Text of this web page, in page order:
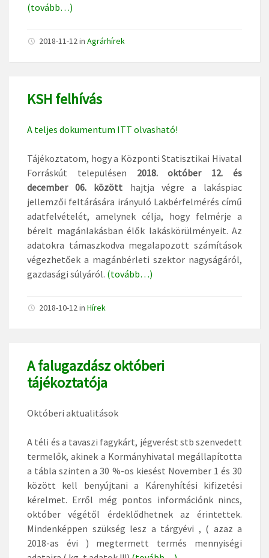
(tovább…)
2018-11-12in Agrárhírek
KSH felhívás
A teljes dokumentum ITT olvasható!
Tájékoztatom, hogy a Központi Statisztikai Hivatal
Forráskút településen 2018. október 12. és
december 06. között hajtja végre a lakáspiac
jellemzői feltárására irányuló Lakbérfelmérés című
adatfelvételét, amelynek célja, hogy felmérje a
bérelt magánlakásban élők lakáskörülményeit. Az
adatokra támaszkodva megalapozott számítások
végezhetőek a magánbérleti szektor nagyságáról,
gazdasági súlyáról. (tovább…)
2018-10-12in Hírek
A falugazdász októberi
tájékoztatója
Októberi aktualitások
A téli és a tavaszi fagykárt, jégverést stb szenvedett
termelők, akinek a Kormányhivatal megállapította
a tábla szinten a 30 %-os kiesést November 1 és 30
között kell benyújtani a Kárenyhítési kifizetési
kérelmet. Erről még pontos információnk nincs,
október végétől érdeklődhetnek az érintettek.
Mindenképpen szükség lesz a tárgyévi , ( azaz a
2018-as évi ) megtermett termés mennyiségi